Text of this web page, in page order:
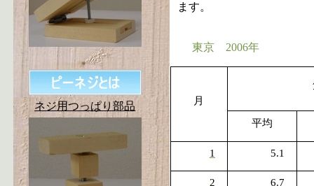
ます。
東京 2006年
月
平均
1 5.1
2 6.7
ネジ用つっぱり部品